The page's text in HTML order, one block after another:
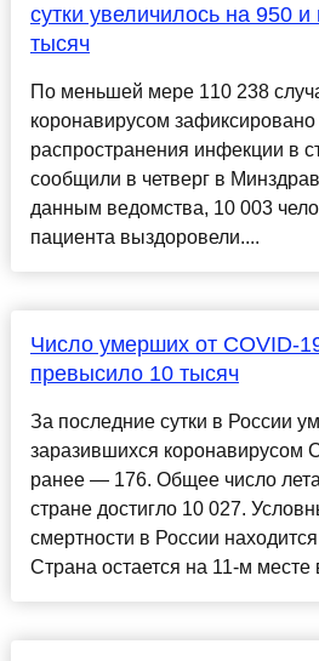
сутки увеличилось на 950
тысяч
По меньшей мере 110 238
коронавирусом
распространения инфекции в
сообщили в четверг в
данным ведомства, 10 003
пациента выздоровели....
Число умерших от COVID-
превысило 10 тысяч
За последние сутки в России
заразившихся коронавирусом
ранее — 176. Общее число
стране достигло 10 027.
смертности в России
Страна остается на 11-м месте